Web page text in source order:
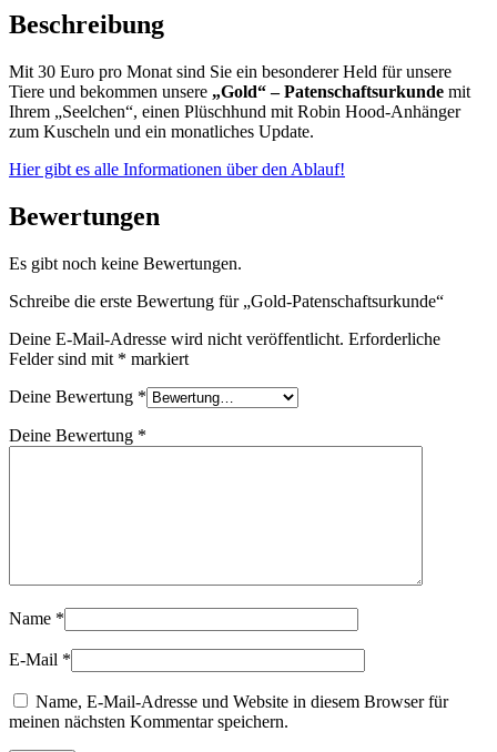
Beschreibung
Mit 30 Euro pro Monat sind Sie ein besonderer Held für unsere
Tiere und bekommen unsere „Gold“ – Patenschaftsurkunde mit
Ihrem „Seelchen“, einen Plüschhund mit Robin Hood-Anhänger
zum Kuscheln und ein monatliches Update.
Hier gibt es alle Informationen über den Ablauf!
Bewertungen
Es gibt noch keine Bewertungen.
Schreibe die erste Bewertung für „Gold-Patenschaftsurkunde“
Deine E-Mail-Adresse wird nicht veröffentlicht. Erforderliche
Felder sind mit * markiert
Deine Bewertung *
Deine Bewertung *
Name *
E-Mail *
Name, E-Mail-Adresse und Website in diesem Browser für
meinen nächsten Kommentar speichern.